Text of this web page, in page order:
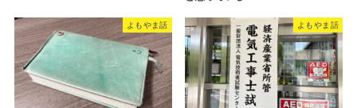
よもやま話 よもやま話